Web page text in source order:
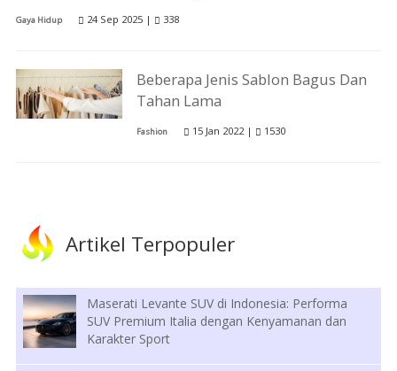
Gaya Hidup 24 Sep 2025 | 338
Beberapa Jenis Sablon Bagus Dan
Tahan Lama
Fashion 15 Jan 2022 | 1530
Artikel Terpopuler
Maserati Levante SUV di Indonesia: Performa
SUV Premium Italia dengan Kenyamanan dan
Karakter Sport